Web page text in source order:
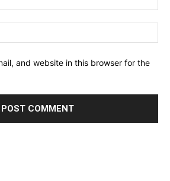
and website in this browser for the